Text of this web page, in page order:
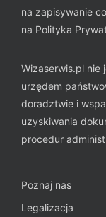
na zapisywanie
na Polityka
Wizaserwis.pl nie
urzędem
doradztwie i
uzyskiwania
procedur
Poznaj nas
Legalizacja